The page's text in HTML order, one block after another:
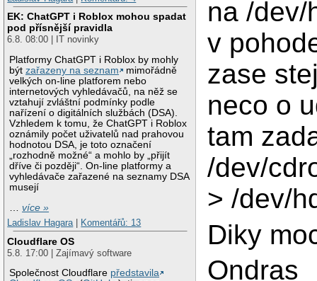
EK: ChatGPT i Roblox mohou spadat
pod přísnější pravidla
6.8. 08:00 | IT novinky
Platformy ChatGPT i Roblox by mohly
býtzařazeny na seznam
mimořádně
velkých on-line platforem nebo
internetových vyhledávačů, na něž se
vztahují zvláštní podmínky podle
nařízení o digitálních službách (DSA).
Vzhledem k tomu, že ChatGPT i Roblox
oznámily počet uživatelů nad prahovou
hodnotou DSA, je toto označení
„rozhodně možné“ a mohlo by „přijít
dříve či později“. On-line platformy a
vyhledávače zařazené na seznamy DSA
musejí
…více »
Ladislav Hagara| Komentářů: 13
Cloudflare OS
5.8. 17:00 | Zajímavý software
Společnost Cloudflare představila
na /dev/
v
zase
neco o
tam
/dev/
> /dev/
Diky
Ondras